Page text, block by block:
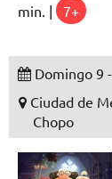
min. |
7+
Domingo 9
Ciudad de
Chopo